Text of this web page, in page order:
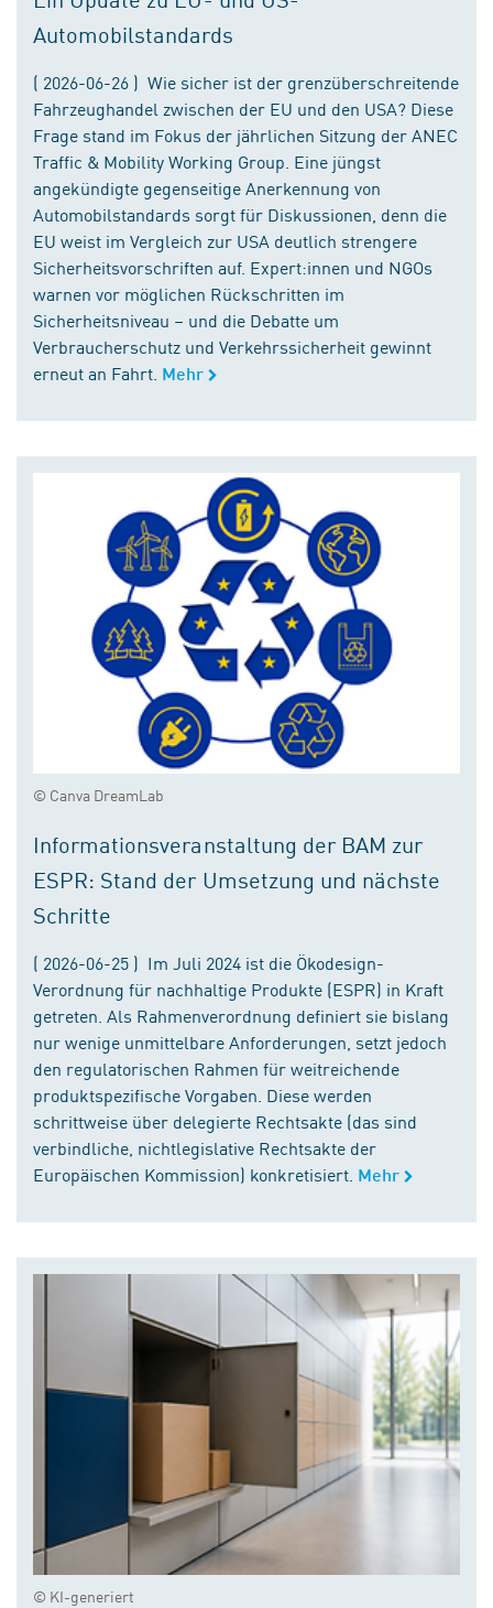
Automobilstandards
( 2026-06-26 ) Wie sicher ist der grenzüberschreitende
Fahrzeughandel zwischen der EU und den USA? Diese
Frage stand im Fokus der jährlichen Sitzung der ANEC
Traffic & Mobility Working Group. Eine jüngst
angekündigte gegenseitige Anerkennung von
Automobilstandards sorgt für Diskussionen, denn die
EU weist im Vergleich zur USA deutlich strengere
Sicherheitsvorschriften auf. Expert:innen und NGOs
warnen vor möglichen Rückschritten im
Sicherheitsniveau – und die Debatte um
Verbraucherschutz und Verkehrssicherheit gewinnt
erneut an Fahrt. Mehr
© Canva DreamLab
Informationsveranstaltung der BAM zur
ESPR: Stand der Umsetzung und nächste
Schritte
( 2026-06-25 ) Im Juli 2024 ist die Ökodesign-
Verordnung für nachhaltige Produkte (ESPR) in Kraft
getreten. Als Rahmenverordnung definiert sie bislang
nur wenige unmittelbare Anforderungen, setzt jedoch
den regulatorischen Rahmen für weitreichende
produktspezifische Vorgaben. Diese werden
schrittweise über delegierte Rechtsakte (das sind
verbindliche, nichtlegislative Rechtsakte der
Europäischen Kommission) konkretisiert. Mehr
© KI-generiert